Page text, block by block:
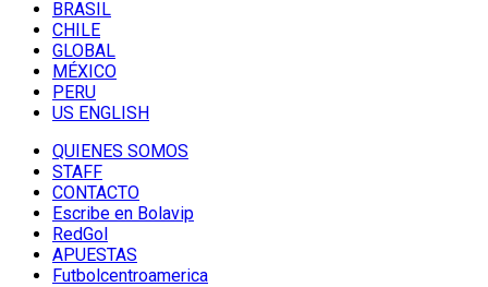
BRASIL
CHILE
GLOBAL
MÉXICO
PERU
US ENGLISH
QUIENES SOMOS
STAFF
CONTACTO
Escribe en Bolavip
RedGol
APUESTAS
Futbolcentroamerica